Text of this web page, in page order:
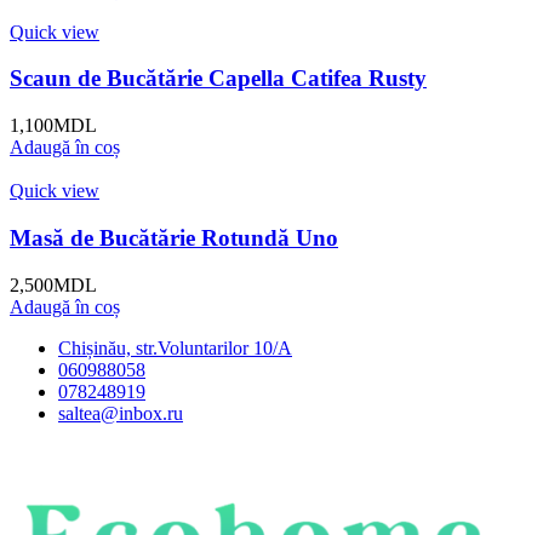
Quick view
Scaun de Bucătărie Capella Catifea Rusty
1,100MDL
Adaugă în coș
Quick view
Masă de Bucătărie Rotundă Uno
2,500MDL
Adaugă în coș
Chișinău, str.Voluntarilor 10/A
060988058
078248919
saltea@inbox.ru